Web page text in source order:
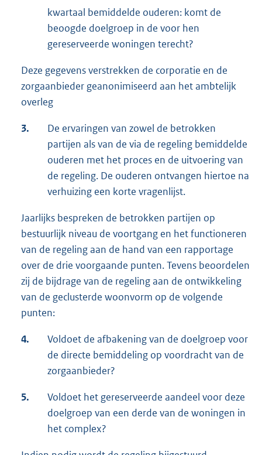
kwartaal bemiddelde ouderen: komt de
beoogde doelgroep in de voor hen
gereserveerde woningen terecht?
Deze gegevens verstrekken de corporatie en de
zorgaanbieder geanonimiseerd aan het ambtelijk
overleg
3.
De ervaringen van zowel de betrokken
partijen als van de via de regeling bemiddelde
ouderen met het proces en de uitvoering van
de regeling. De ouderen ontvangen hiertoe na
verhuizing een korte vragenlijst.
Jaarlijks bespreken de betrokken partijen op
bestuurlijk niveau de voortgang en het functioneren
van de regeling aan de hand van een rapportage
over de drie voorgaande punten. Tevens beoordelen
zij de bijdrage van de regeling aan de ontwikkeling
van de geclusterde woonvorm op de volgende
punten:
4.
Voldoet de afbakening van de doelgroep voor
de directe bemiddeling op voordracht van de
zorgaanbieder?
5.
Voldoet het gereserveerde aandeel voor deze
doelgroep van een derde van de woningen in
het complex?